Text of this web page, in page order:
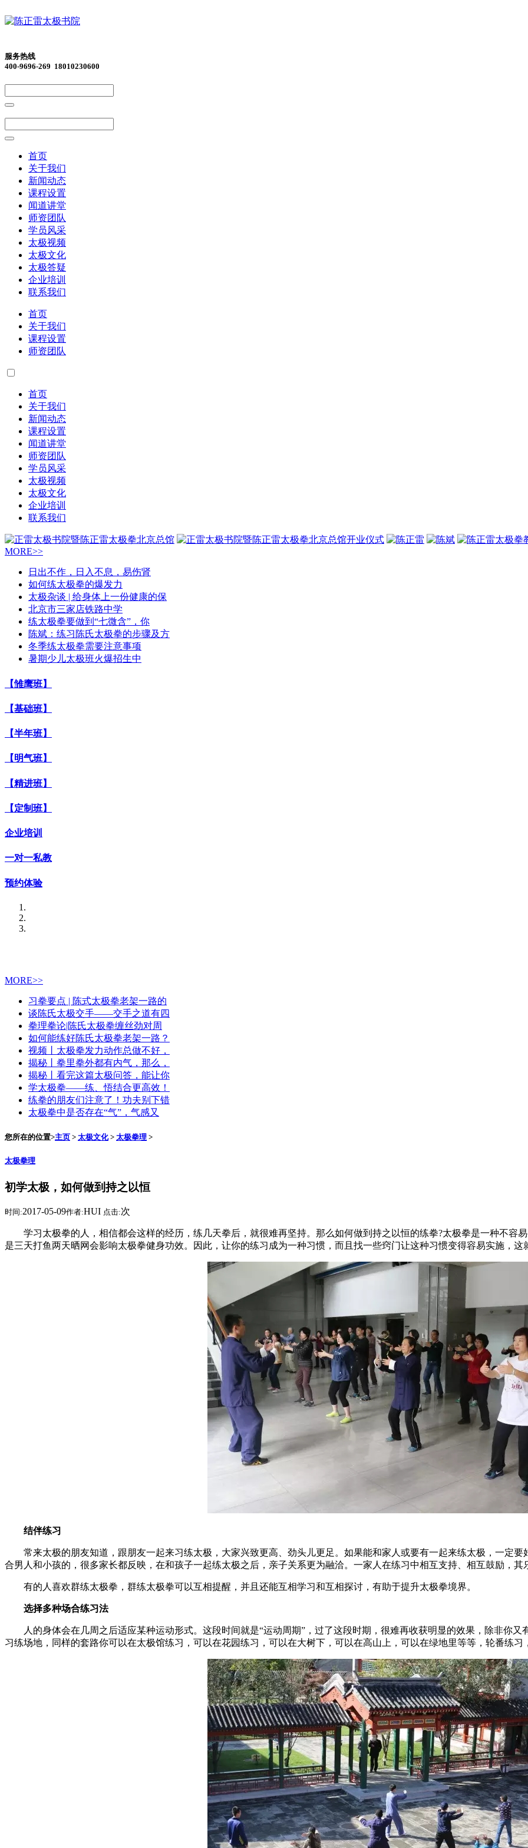
服务热线
400-9696-269 18010230600
首页
关于我们
新闻动态
课程设置
闻道讲堂
师资团队
学员风采
太极视频
太极文化
太极答疑
企业培训
联系我们
首页
关于我们
课程设置
师资团队
首页
关于我们
新闻动态
课程设置
闻道讲堂
师资团队
学员风采
太极视频
太极文化
企业培训
联系我们
MORE>>
日出不作，日入不息，易伤肾
如何练太极拳的爆发力
太极杂谈 | 给身体上一份健康的保
北京市三家店铁路中学
练太极拳要做到“七微含”，你
陈斌：练习陈氏太极拳的步骤及方
冬季练太极拳需要注意事项
暑期少儿太极班火爆招生中
【雏鹰班】
【基础班】
【半年班】
【明气班】
【精进班】
【定制班】
企业培训
一对一私教
预约体验
MORE>>
习拳要点 | 陈式太极拳老架一路的
谈陈氏太极交手——交手之道有四
拳理拳论|陈氏太极拳缠丝劲对周
如何能练好陈氏太极拳老架一路？
视频丨太极拳发力动作总做不好，
揭秘丨拳里拳外都有内气，那么，
揭秘丨看完这篇太极问答，能让你
学太极拳——练、悟结合更高效！
练拳的朋友们注意了！功夫别下错
太极拳中是否存在“气”，气感又
您所在的位置>主页 > 太极文化> 太极拳理 >
太极拳理
初学太极，如何做到持之以恒
时间:2017-05-09作者:HUI 点击:次
学习太极拳的人，相信都会这样的经历，练几天拳后，就很难再坚持。那么如何做到持之以恒的练拳?太极拳是一种不容
是三天打鱼两天晒网会影响太极拳健身功效。因此，让你的练习成为一种习惯，而且找一些窍门让这种习惯变得容易实施，这
结伴练习
常来太极的朋友知道，跟朋友一起来习练太极，大家兴致更高、劲头儿更足。如果能和家人或要有一起来练太极，一定要
合男人和小孩的，很多家长都反映，在和孩子一起练太极之后，亲子关系更为融洽。一家人在练习中相互支持、相互鼓励，其
有的人喜欢群练太极拳，群练太极拳可以互相提醒，并且还能互相学习和互相探讨，有助于提升太极拳境界。
选择多种场合练习法
人的身体会在几周之后适应某种运动形式。这段时间就是“运动周期”，过了这段时期，很难再收获明显的效果，除非你又
习练场地，同样的套路你可以在太极馆练习，可以在花园练习，可以在大树下，可以在高山上，可以在绿地里等等，轮番练习